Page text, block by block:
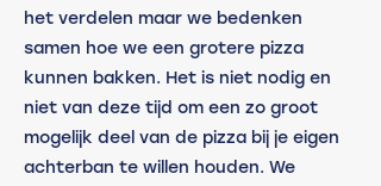
het verdelen maar we bedenken
samen hoe we een grotere pizza
kunnen bakken. Het is niet nodig en
niet van deze tijd om een zo groot
mogelijk deel van de pizza bij je eigen
achterban te willen houden. We